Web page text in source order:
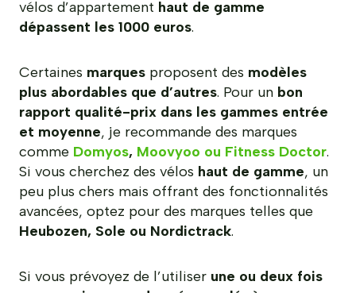
vélos d’appartement haut de gamme
dépassent les 1000 euros.
Certaines marques proposent des modèles
plus abordables que d’autres. Pour un bon
rapport qualité-prix dans les gammes entrée
et moyenne, je recommande des marques
comme Domyos, Moovyoo ou Fitness Doctor.
Si vous cherchez des vélos haut de gamme, un
peu plus chers mais offrant des fonctionnalités
avancées, optez pour des marques telles que
Heubozen, Sole ou Nordictrack.
Si vous prévoyez de l’utiliser une ou deux fois